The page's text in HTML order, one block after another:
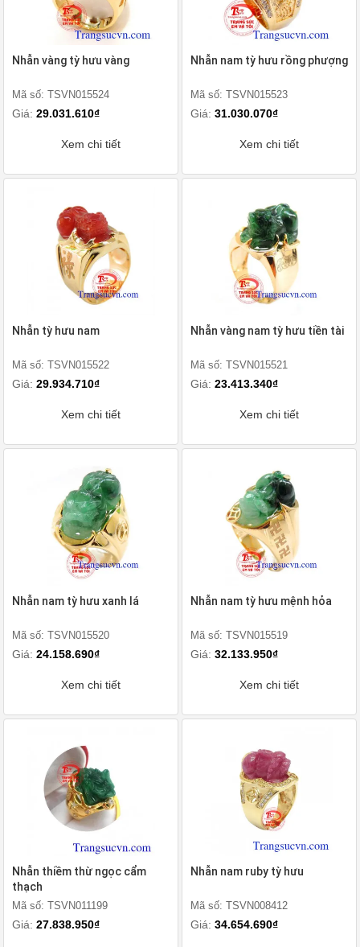
Nhẫn vàng tỳ hưu vàng
Mã số: TSVN015524
Giá: 29.031.610₫
Xem chi tiết
Nhẫn nam tỳ hưu rồng phượng
Mã số: TSVN015523
Giá: 31.030.070₫
Xem chi tiết
Nhẫn tỳ hưu nam
Mã số: TSVN015522
Giá: 29.934.710₫
Xem chi tiết
Nhẫn vàng nam tỳ hưu tiền tài
Mã số: TSVN015521
Giá: 23.413.340₫
Xem chi tiết
Nhẫn nam tỳ hưu xanh lá
Mã số: TSVN015520
Giá: 24.158.690₫
Xem chi tiết
Nhẫn nam tỳ hưu mệnh hỏa
Mã số: TSVN015519
Giá: 32.133.950₫
Xem chi tiết
Nhẫn thiềm thừ ngọc cẩm
thạch
Mã số: TSVN011199
Giá: 27.838.950₫
Nhẫn nam ruby tỳ hưu
Mã số: TSVN008412
Giá: 34.654.690₫